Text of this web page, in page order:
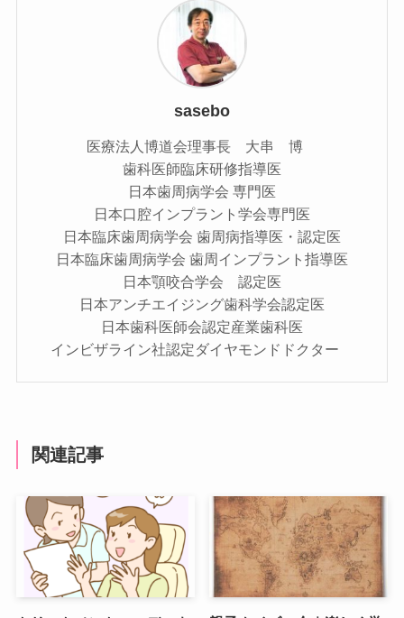
sasebo
医療法人博道会理事長 大串 博
歯科医師臨床研修指導医
日本歯周病学会 専門医
日本口腔インプラント学会専門医
日本臨床歯周病学会 歯周病指導医・認定医
日本臨床歯周病学会 歯周インプラント指導医
日本顎咬合学会 認定医
日本アンチエイジング歯科学会認定医
日本歯科医師会認定産業歯科医
インビザライン社認定ダイヤモンドドクター
関連記事